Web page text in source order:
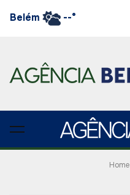
Belém --°
Home